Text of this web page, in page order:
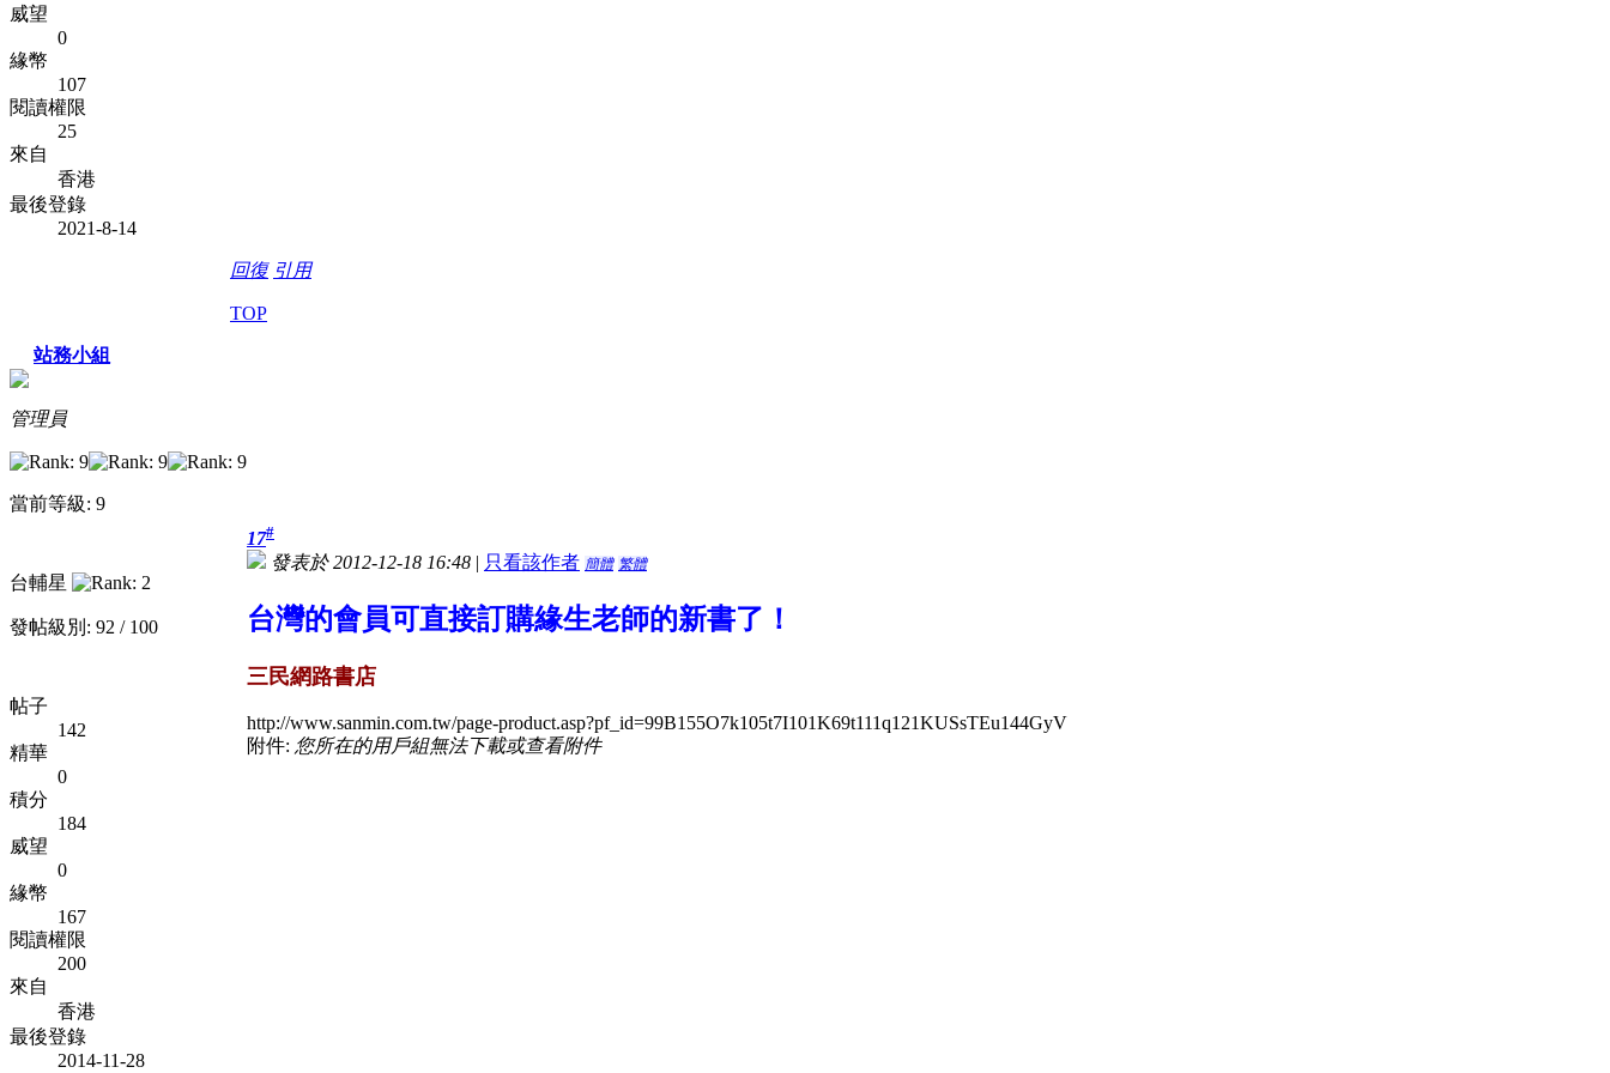
威望
0
緣幣
107
閱讀權限
25
來自
香港
最後登錄
2021-8-14
回復 引用
TOP
站務小組
管理員
當前等級: 9
台輔星
發帖級別: 92 / 100
帖子
142
精華
0
積分
184
威望
0
緣幣
167
閱讀權限
200
來自
香港
最後登錄
2014-11-28
17#
發表於 2012-12-18 16:48 | 只看該作者 簡體 繁體
台灣的會員可直接訂購緣生老師的新書了！
三民網路書店
http://www.sanmin.com.tw/page-product.asp?pf_id=99B155O7k105t7I101K69t111q121KUSsTEu144GyV
附件: 您所在的用戶組無法下載或查看附件